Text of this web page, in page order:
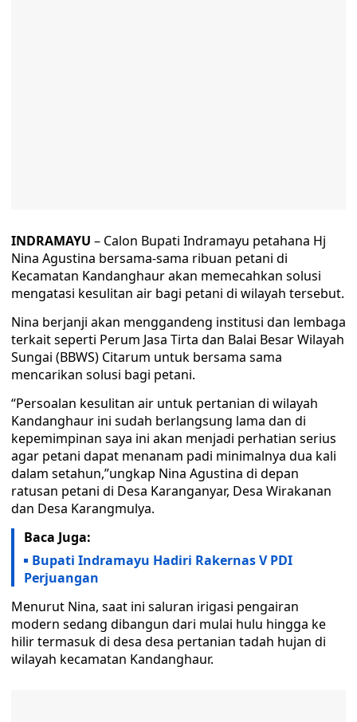
INDRAMAYU – Calon Bupati Indramayu petahana Hj
Nina Agustina bersama-sama ribuan petani di
Kecamatan Kandanghaur akan memecahkan solusi
mengatasi kesulitan air bagi petani di wilayah tersebut.
Nina berjanji akan menggandeng institusi dan lembaga
terkait seperti Perum Jasa Tirta dan Balai Besar Wilayah
Sungai (BBWS) Citarum untuk bersama sama
mencarikan solusi bagi petani.
“Persoalan kesulitan air untuk pertanian di wilayah
Kandanghaur ini sudah berlangsung lama dan di
kepemimpinan saya ini akan menjadi perhatian serius
agar petani dapat menanam padi minimalnya dua kali
dalam setahun,”ungkap Nina Agustina di depan
ratusan petani di Desa Karanganyar, Desa Wirakanan
dan Desa Karangmulya.
Baca Juga:
Bupati Indramayu Hadiri Rakernas V PDI
Perjuangan
Menurut Nina, saat ini saluran irigasi pengairan
modern sedang dibangun dari mulai hulu hingga ke
hilir termasuk di desa desa pertanian tadah hujan di
wilayah kecamatan Kandanghaur.